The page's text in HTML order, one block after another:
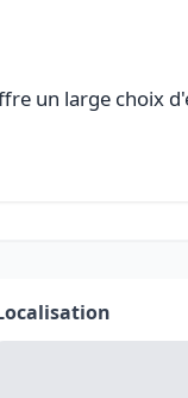
un large choix